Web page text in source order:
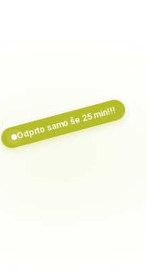
Odprto samo še 25 min!!!